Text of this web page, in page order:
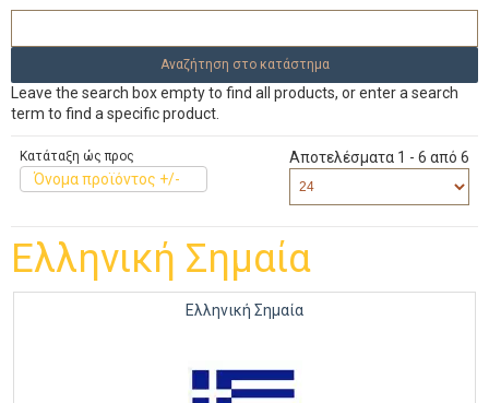
Leave the search box empty to find all products, or enter a search
term to find a specific product.
Κατάταξη ώς προς
Όνομα προϊόντος +/-
Αποτελέσματα 1 - 6 από 6
Ελληνική Σημαία
Ελληνική Σημαία